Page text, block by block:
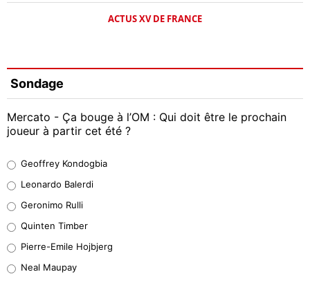
ACTUS XV DE FRANCE
Sondage
Mercato - Ça bouge à l’OM : Qui doit être le prochain
joueur à partir cet été ?
38%
32%
5%
Geoffrey Kondogbia
Leonardo Balerdi
Geronimo Rulli
Quinten Timber
Pierre-Emile Hojbjerg
Neal Maupay